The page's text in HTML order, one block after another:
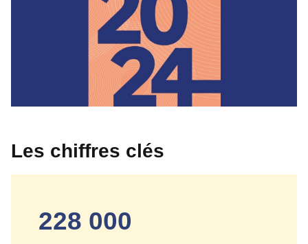
Les chiffres clés
228 000